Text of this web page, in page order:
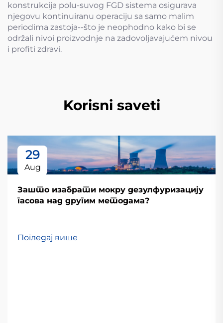
konstrukcija polu-suvog FGD sistema osigurava
njegovu kontinuiranu operaciju sa samo malim
periodima zastoja--što je neophodno kako bi se
održali nivoi proizvodnje na zadovoljavajućem nivou
i profiti zdravi.
Korisni saveti
29
Aug
Зашто изабрати мокру дезулфуризацију
гасова над другим методама?
Погледај више